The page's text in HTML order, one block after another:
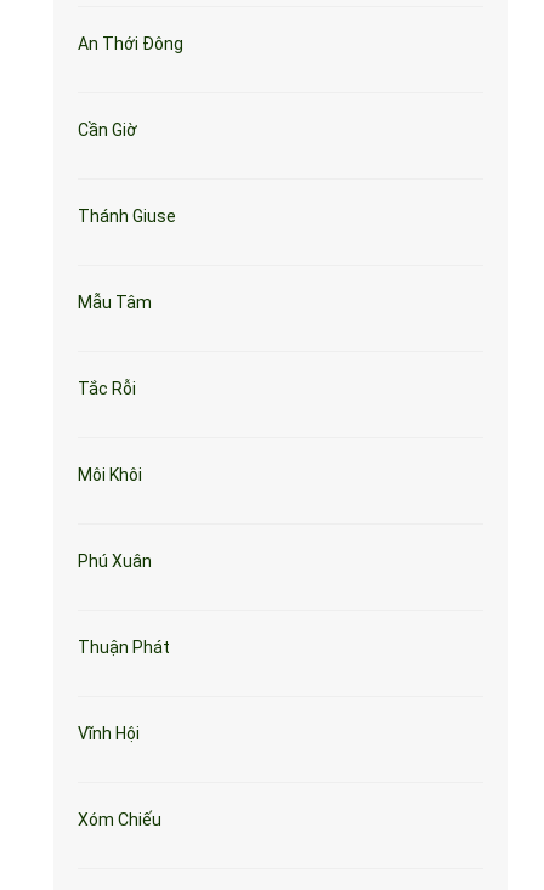
An Thới Đông
Cần Giờ
Thánh Giuse
Mẫu Tâm
Tắc Rỗi
Môi Khôi
Phú Xuân
Thuận Phát
Vĩnh Hội
Xóm Chiếu